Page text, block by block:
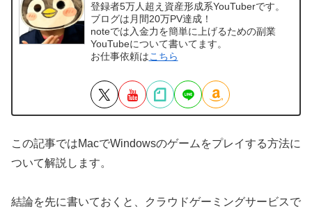
登録者5万人超え資産形成系YouTuberです。
ブログは月間20万PV達成！
noteでは入金力を簡単に上げるための副業
YouTubeについて書いてます。
お仕事依頼はこちら
この記事ではMacでWindowsのゲームをプレイする方法に
ついて解説します。
結論を先に書いておくと、クラウドゲーミングサービスで